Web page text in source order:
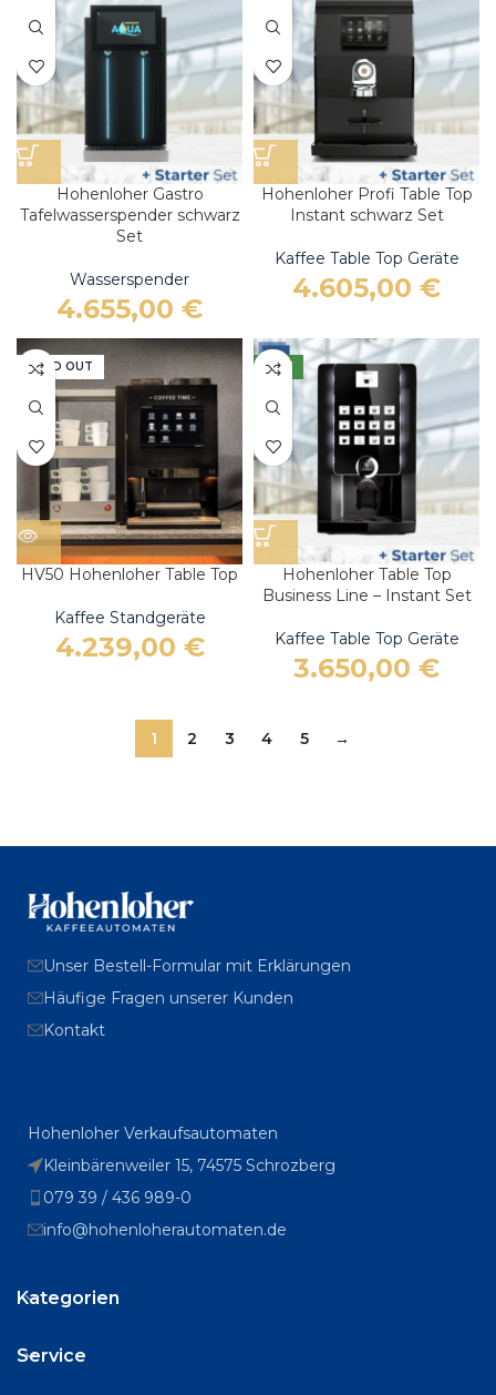
Hohenloher Gastro
Tafelwasserspender schwarz
Set
Wasserspender
4.655,00 €
Hohenloher Profi Table Top
Instant schwarz Set
Kaffee Table Top Geräte
4.605,00 €
SOLD OUT
HV50 Hohenloher Table Top
Kaffee Standgeräte
4.239,00 €
NEW
Hohenloher Table Top
Business Line – Instant Set
Kaffee Table Top Geräte
3.650,00 €
1 2 3 4 5 →
Unser Bestell-Formular mit Erklärungen
Häufige Fragen unserer Kunden
Kontakt
Hohenloher Verkaufsautomaten
Kleinbärenweiler 15, 74575 Schrozberg
079 39 / 436 989-0
info@hohenloherautomaten.de
Kategorien
Service